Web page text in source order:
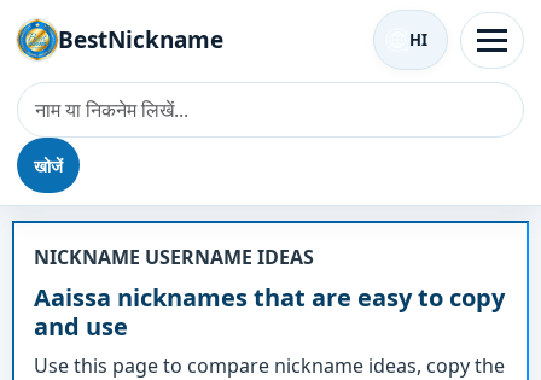
BestNickname
खोजें
HI
उपनाम - Aaissa
NICKNAME USERNAME IDEAS
Aaissa nicknames that are easy to copy
and use
Use this page to compare nickname ideas, copy the